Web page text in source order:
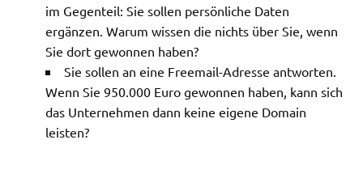
im Gegenteil: Sie sollen persönliche Daten
ergänzen. Warum wissen die nichts über Sie, wenn
Sie dort gewonnen haben?
Sie sollen an eine Freemail-Adresse antworten.
Wenn Sie 950.000 Euro gewonnen haben, kann sich
das Unternehmen dann keine eigene Domain
leisten?